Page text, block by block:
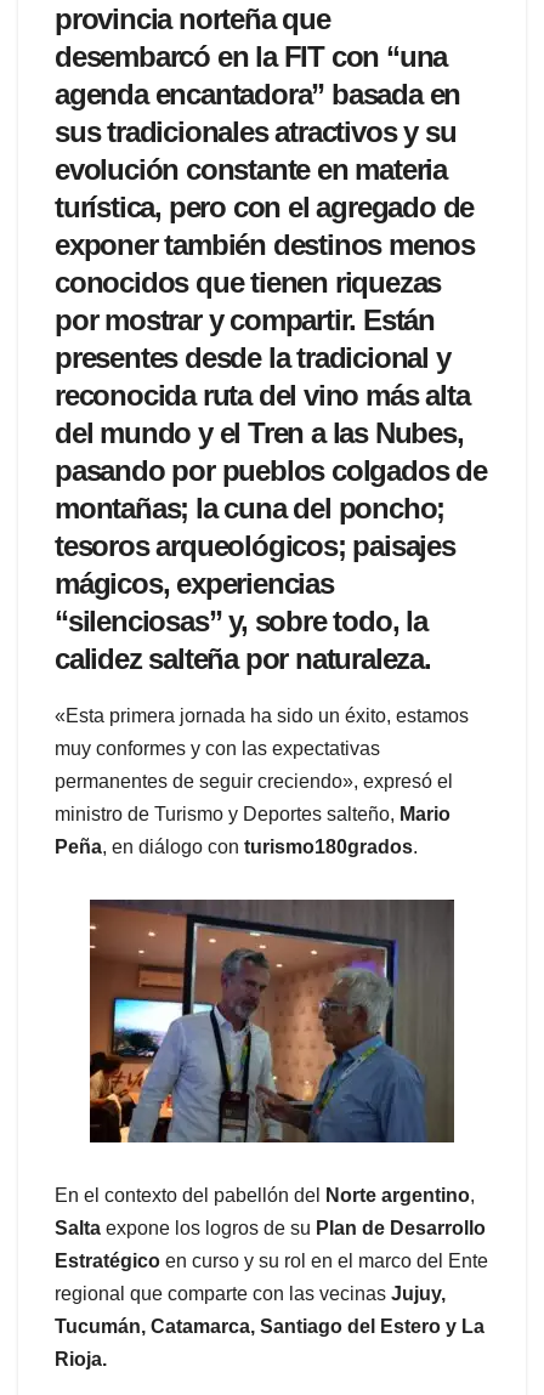
provincia norteña que
desembarcó en la FIT con “una
agenda encantadora” basada en
sus tradicionales atractivos y su
evolución constante en materia
turística, pero con el agregado de
exponer también destinos menos
conocidos que tienen riquezas
por mostrar y compartir. Están
presentes desde la tradicional y
reconocida ruta del vino más alta
del mundo y el Tren a las Nubes,
pasando por pueblos colgados de
montañas; la cuna del poncho;
tesoros arqueológicos; paisajes
mágicos, experiencias
“silenciosas” y, sobre todo, la
calidez salteña por naturaleza.
«Esta primera jornada ha sido un éxito, estamos
muy conformes y con las expectativas
permanentes de seguir creciendo», expresó el
ministro de Turismo y Deportes salteño, Mario
Peña, en diálogo con turismo180grados.
En el contexto del pabellón del Norte argentino,
Salta expone los logros de su Plan de Desarrollo
Estratégico en curso y su rol en el marco del Ente
regional que comparte con las vecinas Jujuy,
Tucumán, Catamarca, Santiago del Estero y La
Rioja.